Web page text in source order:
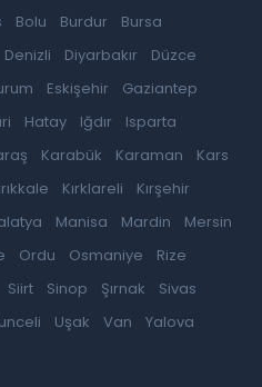
Bolu Burdur
Bursa
Denizli Diyarbakır
Düzce
Eskişehir
Gaziantep
Hatay Iğdır
Isparta
Karabük Karaman
Kars
Kırklareli
Kırşehir
Manisa Mardin
Mersin
Ordu Osmaniye
Rize
Siirt Sinop Şırnak
Sivas
Uşak Van
Yalova